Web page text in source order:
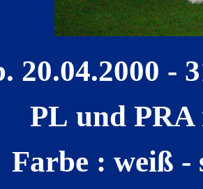
20.04.2000 -
PL und PRA
Farbe : weiß -